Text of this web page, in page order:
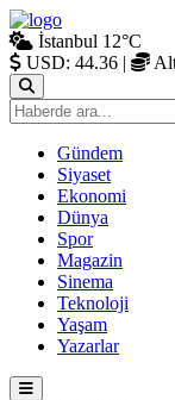
İstanbul 12°C
USD: 44.36 |
Gündem
Siyaset
Ekonomi
Dünya
Spor
Magazin
Sinema
Teknoloji
Yaşam
Yazarlar